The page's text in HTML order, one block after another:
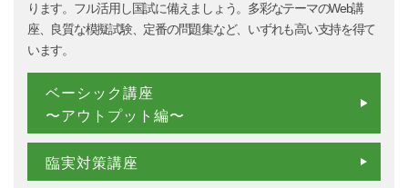
ります。フル活用し国試に備えましょう。多彩なテーマのWeb講
座、良質な模擬試験、定番の問題集など、いずれも高い支持を得て
います。
ベーシック講座
〜アウトプット編〜
臨実対策講座